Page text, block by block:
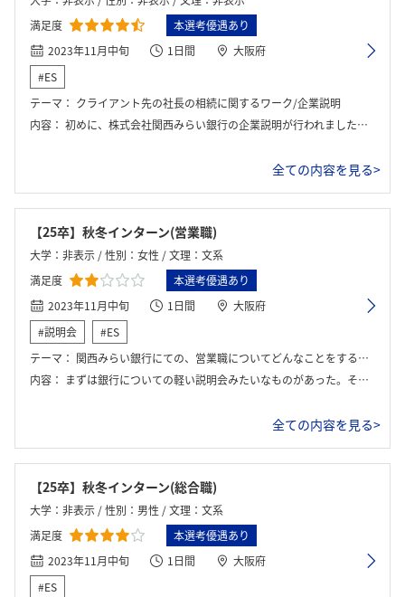
満足度
本選考優遇あり
2023年11月中旬
1日間
大阪府
#ES
テーマ： クライアント先の社長の相続に関するワーク/企業説明
内容： 初めに、株式会社関西みらい銀行の企業説明が行われました。その後、ワーク説明を受け、グループワークを行いました。ワークでは、社長になりきった社員の方からヒアリングを行い、最適なアドバイスとアイデアを考え、最後に発表を行いました。そして、最後には、社員の方にフィードバックをいただき、質問できる機会もありました。
全ての内容を見る>
【25卒】秋冬インターン(営業職)
大学：非表示 / 性別：女性 / 文理：文系
満足度
本選考優遇あり
2023年11月中旬
1日間
大阪府
#説明会
#ES
テーマ： 関西みらい銀行にての、営業職についてどんなことをするか学ぶ。
内容： まずは銀行についての軽い説明会みたいなものがあった。そのあとは営業職の体験ワークをした。実際に例題をだされ、その例題についてどのように課題に向き合うか、融資するかなどというグループワークを行った。
全ての内容を見る>
【25卒】秋冬インターン(総合職)
大学：非表示 / 性別：男性 / 文理：文系
満足度
本選考優遇あり
2023年11月中旬
1日間
大阪府
#ES